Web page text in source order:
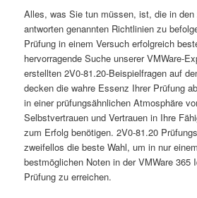
Alles, was Sie tun müssen, ist, die in den
antworten genannten Richtlinien zu
Prüfung in einem Versuch erfolgreich
hervorragende Suche unserer VMWare-
erstellten 2V0-81.20-Beispielfragen auf
decken die wahre Essenz Ihrer Prüfung
in einer prüfungsähnlichen Atmosphäre
Selbstvertrauen und Vertrauen in Ihre
zum Erfolg benötigen. 2V0-81.20
zweifellos die beste Wahl, um in nur
bestmöglichen Noten in der VMWare 365
Prüfung zu erreichen.